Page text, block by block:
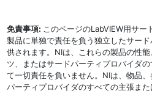
免責事項: このページのLabVIEW用サ
製品に単独で責任を負う独立したサー
供されます。NIは、これらの製品の性
ツ、またはサードパーティプロバイダ
て一切責任を負いません。NIは、物品
パーティプロバイダのすべての主張ま